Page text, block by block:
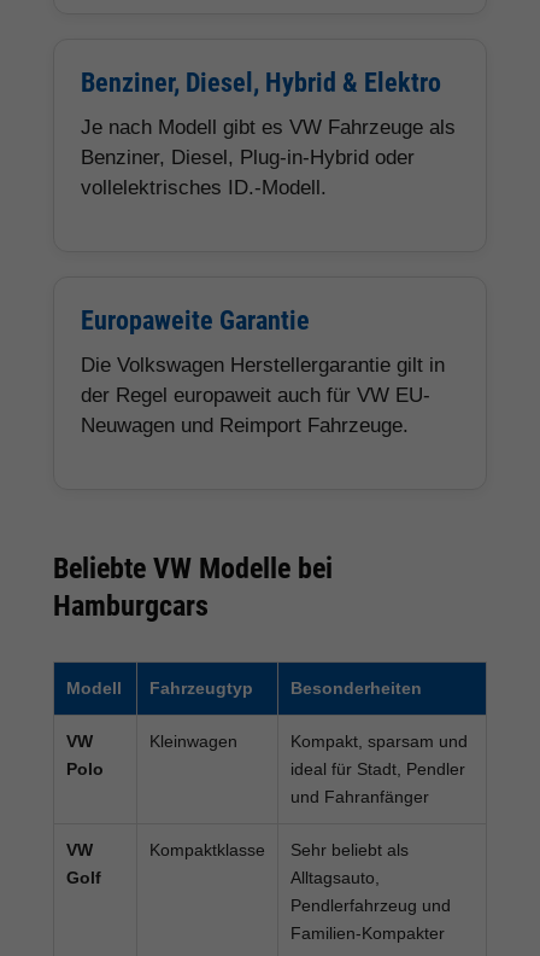
Benziner, Diesel, Hybrid & Elektro
Je nach Modell gibt es VW Fahrzeuge als
Benziner, Diesel, Plug-in-Hybrid oder
vollelektrisches ID.-Modell.
Europaweite Garantie
Die Volkswagen Herstellergarantie gilt in
der Regel europaweit auch für VW EU-
Neuwagen und Reimport Fahrzeuge.
Beliebte VW Modelle bei
Hamburgcars
Modell Fahrzeugtyp Besonderheiten
VW
Polo
Kleinwagen
Kompakt, sparsam und
ideal für Stadt, Pendler
und Fahranfänger
VW
Golf
Kompaktklasse
Sehr beliebt als
Alltagsauto,
Pendlerfahrzeug und
Familien-Kompakter